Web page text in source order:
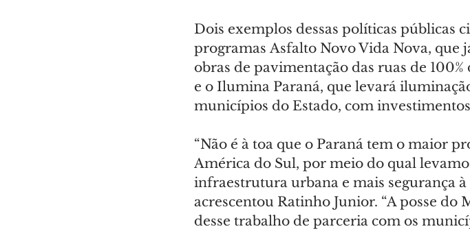
Dois exemplos dessas políticas públicas
programas Asfalto Novo Vida Nova, que
obras de pavimentação das ruas de
e o Ilumina Paraná, que levará
municípios do Estado, com
“Não é à toa que o Paraná tem o maior
América do Sul, por meio do qual
infraestrutura urbana e mais segurança à
acrescentou Ratinho Junior. “A posse
desse trabalho de parceria com os